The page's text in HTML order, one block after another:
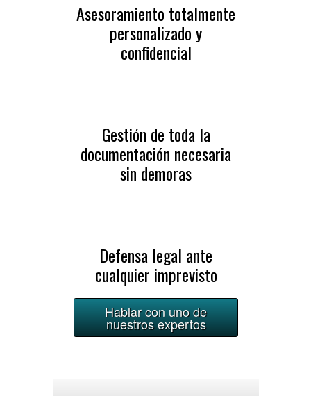
Asesoramiento totalmente
personalizado y
confidencial
Gestión de toda la
documentación necesaria
sin demoras
Defensa legal ante
cualquier imprevisto
Hablar con uno de
nuestros expertos